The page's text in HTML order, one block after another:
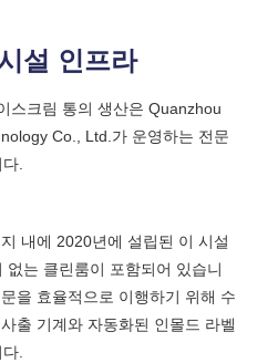
설 인프라
스크림 통의 생산은 Quanzhou
Co., Ltd.가 운영하는 전문
.
내에 2020년에 설립된 이 시설
는 클린룸이 포함되어 있습니
을 효율적으로 이행하기 위해 수
출 기계와 자동화된 인몰드 라벨
.